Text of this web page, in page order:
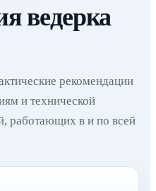
ведерка
рекомендации
и технической
работающих в и по всей